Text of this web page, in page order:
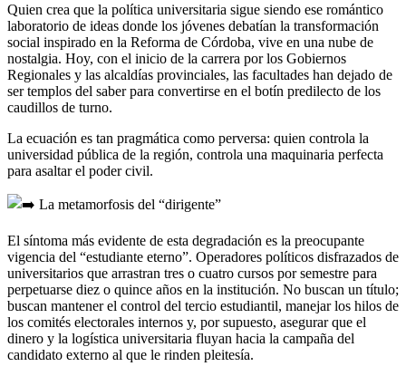
Quien crea que la política universitaria sigue siendo ese romántico
laboratorio de ideas donde los jóvenes debatían la transformación
social inspirado en la Reforma de Córdoba, vive en una nube de
nostalgia. Hoy, con el inicio de la carrera por los Gobiernos
Regionales y las alcaldías provinciales, las facultades han dejado de
ser templos del saber para convertirse en el botín predilecto de los
caudillos de turno.
La ecuación es tan pragmática como perversa: quien controla la
universidad pública de la región, controla una maquinaria perfecta
para asaltar el poder civil.
La metamorfosis del “dirigente”
El síntoma más evidente de esta degradación es la preocupante
vigencia del “estudiante eterno”. Operadores políticos disfrazados de
universitarios que arrastran tres o cuatro cursos por semestre para
perpetuarse diez o quince años en la institución. No buscan un título;
buscan mantener el control del tercio estudiantil, manejar los hilos de
los comités electorales internos y, por supuesto, asegurar que el
dinero y la logística universitaria fluyan hacia la campaña del
candidato externo al que le rinden pleitesía.